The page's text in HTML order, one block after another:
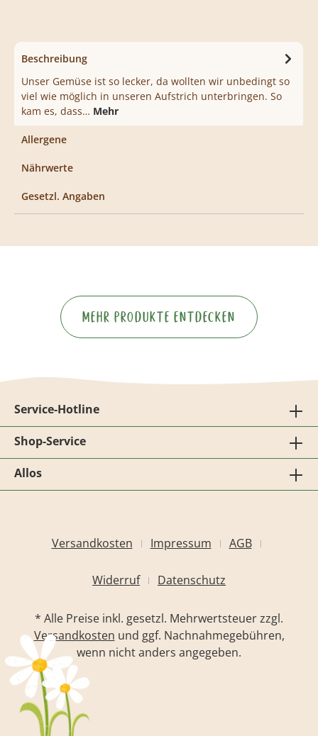
Beschreibung
Unser Gemüse ist so lecker, da wollten wir unbedingt so
viel wie möglich in unseren Aufstrich unterbringen. So
kam es, dass… Mehr
Allergene
Nährwerte
Gesetzl. Angaben
Mehr Produkte entdecken
Service-Hotline
Shop-Service
Allos
Versandkosten Impressum AGB
Widerruf Datenschutz
* Alle Preise inkl. gesetzl. Mehrwertsteuer zzgl.
Versandkosten und ggf. Nachnahmegebühren,
wenn nicht anders angegeben.